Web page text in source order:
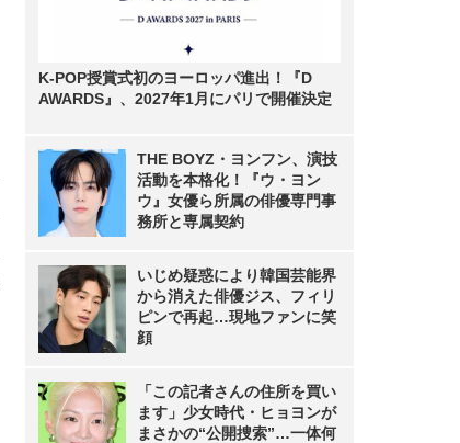
K-POP授賞式初のヨーロッパ進出！『D
AWARDS』、2027年1月にパリで開催決定
THE BOYZ・ヨンフン、演技
活動を本格化！『ウ・ヨン
ウ』女優ら所属の俳優専門事
務所と専属契約
いじめ疑惑により韓国芸能界
から消えた俳優ジス、フィリ
ピンで再起…現地ファンに笑
顔
「この記者さんの住所を買い
ます」少女時代・ヒョヨンが
まさかの“公開捜索”…一体何